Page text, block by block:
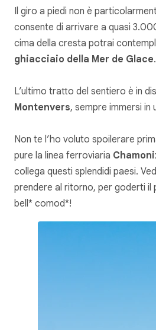
Il giro a piedi non è
consente di arrivare a quasi
cima della cresta potrai
ghiacciaio della Mer de Glace.
L’ultimo tratto del sentiero è in
Montenvers, sempre immersi in
Non te l’ho voluto spoilerare
pure la linea ferroviaria
collega questi splendidi paesi.
prendere al ritorno, per goderti il
bell* comod*!